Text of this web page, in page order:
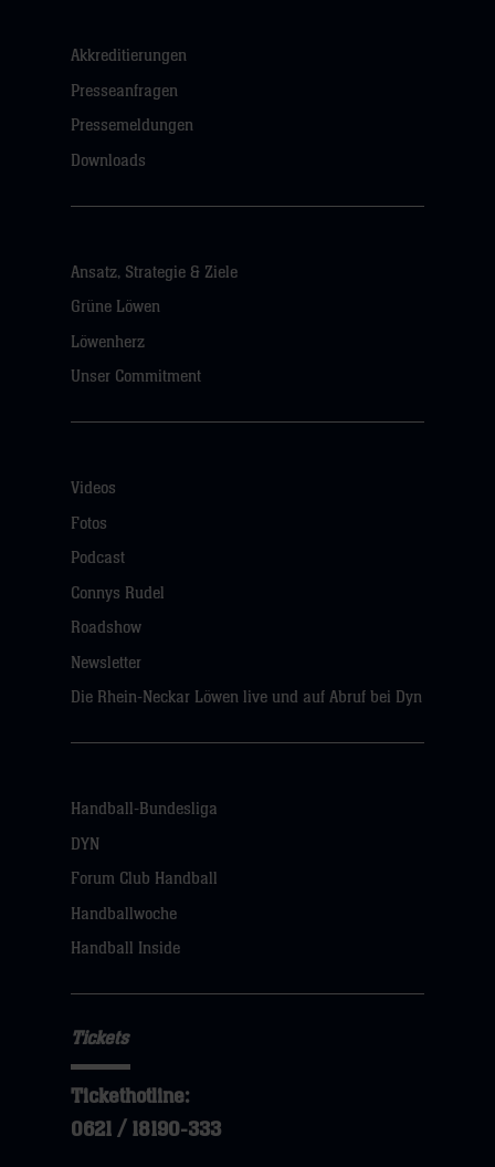
Akkreditierungen
Presseanfragen
Pressemeldungen
Downloads
Ansatz, Strategie & Ziele
Grüne Löwen
Löwenherz
Unser Commitment
Videos
Fotos
Podcast
Connys Rudel
Roadshow
Newsletter
Die Rhein-Neckar Löwen live und auf Abruf bei Dyn
Handball-Bundesliga
DYN
Forum Club Handball
Handballwoche
Handball Inside
Tickets
Tickethotline:
0621 / 18190-333